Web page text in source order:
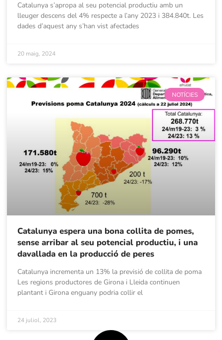
Catalunya s’apropa al seu potencial productiu amb un
lleuger descens del 4% respecte a l’any 2023 i 384.840t. Les
dades d’aquest any s’han vist afectades
20 maig, 2024
NOTÍCIES
Catalunya espera una bona collita de pomes,
sense arribar al seu potencial productiu, i una
davallada en la producció de peres
Catalunya incrementa un 13% la previsió de collita de poma
Les regions productores de Girona i Lleida continuen
plantant i Girona enguany podria collir el
24 juliol, 2023